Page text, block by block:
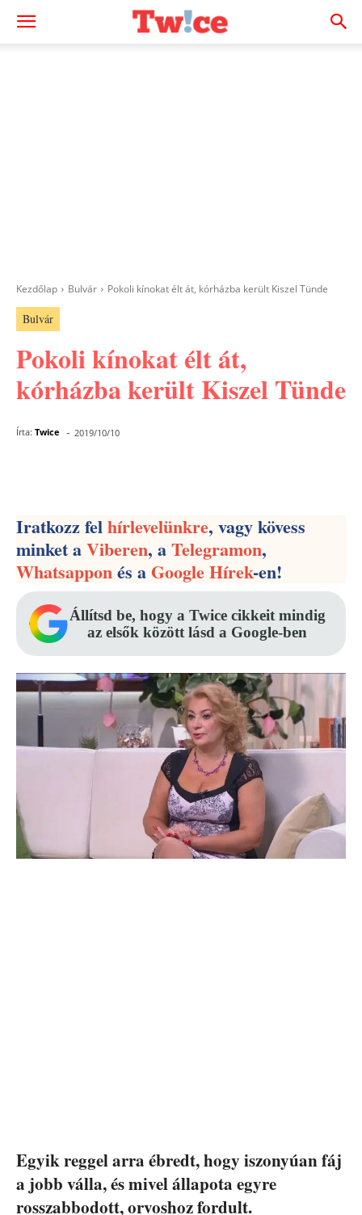
Kezdőlap Bulvár Pokoli kínokat élt át, kórházba került Kiszel Tünde
Bulvár
Pokoli kínokat élt át,
kórházba került Kiszel Tünde
Írta: Twice - 2019/10/10
Iratkozz felhírlevelünkre, vagy kövess
minket aViberen, aTelegramon,
Whatsapponés aGoogle Hírek-en!
Állítsd be, hogy a Twice cikkeit mindig
az elsők között lásd a Google-ben
Egyik reggel arra ébredt, hogy iszonyúan fáj
a jobb válla, és mivel állapota egyre
rosszabbodott, orvoshoz fordult.